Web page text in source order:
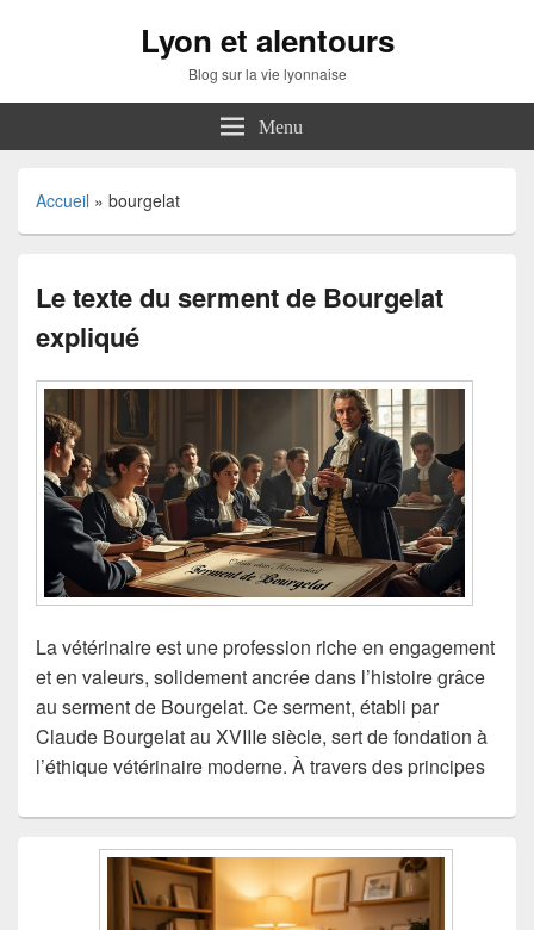
Lyon et alentours
Blog sur la vie lyonnaise
Menu
Accueil » bourgelat
Le texte du serment de Bourgelat
expliqué
La vétérinaire est une profession riche en engagement
et en valeurs, solidement ancrée dans l’histoire grâce
au serment de Bourgelat. Ce serment, établi par
Claude Bourgelat au XVIIIe siècle, sert de fondation à
l’éthique vétérinaire moderne. À travers des principes